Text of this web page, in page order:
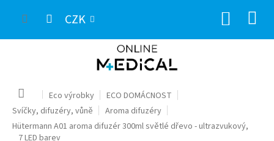
CZK
Domů Eco výrobky
ECO DOMÁCNOST
Svíčky, difuzéry, vůně
Aroma difuzéry
Hütermann A01 aroma difuzér 300ml světlé dřevo - ultrazvukový,
7 LED barev